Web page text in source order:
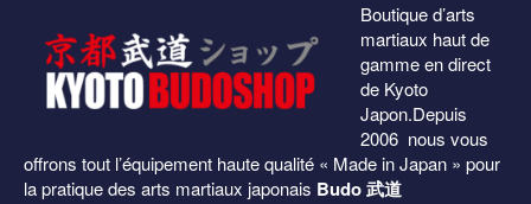
Boutique d’arts
martiaux haut de
gamme en direct
de Kyoto
Japon.Depuis
2006 nous vous
offrons tout l’équipement haute qualité « Made in Japan » pour
la pratique des arts martiaux japonais Budo 武道